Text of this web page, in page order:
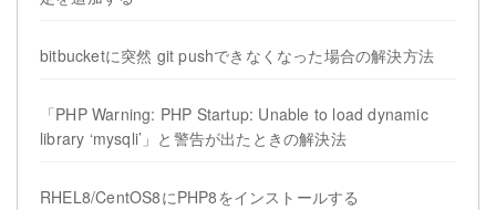
bitbucketに突然 git pushできなくなった場合の解決方法
「PHP Warning: PHP Startup: Unable to load dynamic
library ‘mysqli’」と警告が出たときの解決法
RHEL8/CentOS8にPHP8をインストールする